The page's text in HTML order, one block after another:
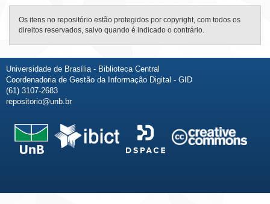
Os itens no repositório estão protegidos por copyright, com todos os
direitos reservados, salvo quando é indicado o contrário.
Universidade de Brasília - Biblioteca Central
Coordenadoria de Gestão da Informação Digital - GID
(61) 3107-2683
repositorio@unb.br